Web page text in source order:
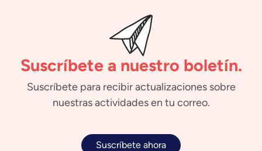
Suscríbete a nuestro boletín.
Suscríbete para recibir actualizaciones sobre
nuestras actividades en tu correo.
Suscríbete ahora